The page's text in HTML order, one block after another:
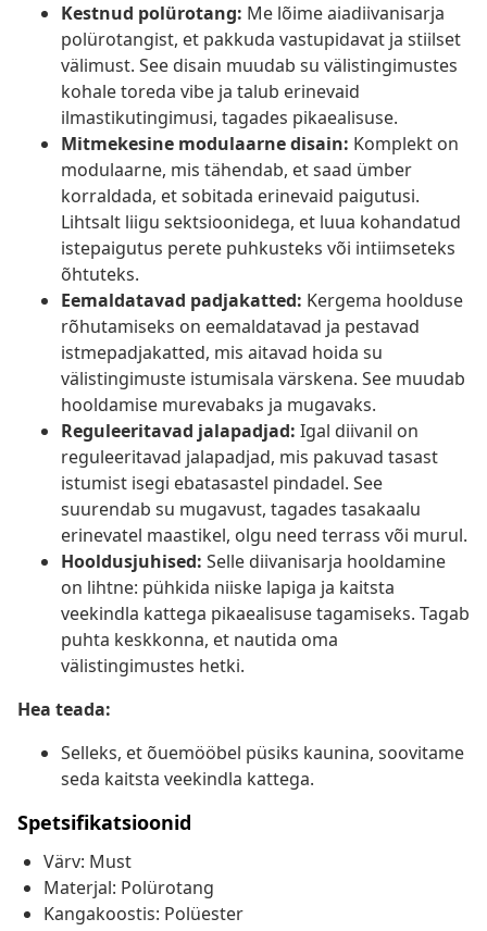
Kestnud polürotang: Me lõime aiadiivanisarja
polürotangist, et pakkuda vastupidavat ja stiilset
välimust. See disain muudab su välistingimustes
kohale toreda vibe ja talub erinevaid
ilmastikutingimusi, tagades pikaealisuse.
Mitmekesine modulaarne disain: Komplekt on
modulaarne, mis tähendab, et saad ümber
korraldada, et sobitada erinevaid paigutusi.
Lihtsalt liigu sektsioonidega, et luua kohandatud
istepaigutus perete puhkusteks või intiimseteks
õhtuteks.
Eemaldatavad padjakatted: Kergema hoolduse
rõhutamiseks on eemaldatavad ja pestavad
istmepadjakatted, mis aitavad hoida su
välistingimuste istumisala värskena. See muudab
hooldamise murevabaks ja mugavaks.
Reguleeritavad jalapadjad: Igal diivanil on
reguleeritavad jalapadjad, mis pakuvad tasast
istumist isegi ebatasastel pindadel. See
suurendab su mugavust, tagades tasakaalu
erinevatel maastikel, olgu need terrass või murul.
Hooldusjuhised: Selle diivanisarja hooldamine
on lihtne: pühkida niiske lapiga ja kaitsta
veekindla kattega pikaealisuse tagamiseks. Tagab
puhta keskkonna, et nautida oma
välistingimustes hetki.
Hea teada:
Selleks, et õuemööbel püsiks kaunina, soovitame
seda kaitsta veekindla kattega.
Spetsifikatsioonid
Värv: Must
Materjal: Polürotang
Kangakoostis: Polüester